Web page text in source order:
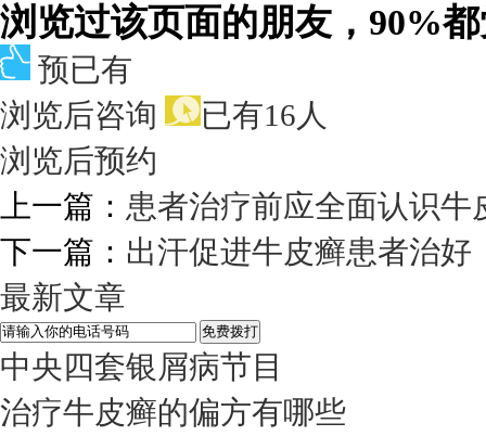
浏览过该页面的朋友，90%
预已有
浏览后咨询
已有16人
浏览后预约
上一篇： 患者治疗前应全面认识牛
下一篇： 出汗促进牛皮癣患者治好
最新文章
中央四套银屑病节目
治疗牛皮癣的偏方有哪些